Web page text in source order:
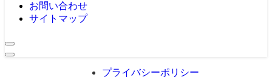
お問い合わせ
サイトマップ
プライバシーポリシー